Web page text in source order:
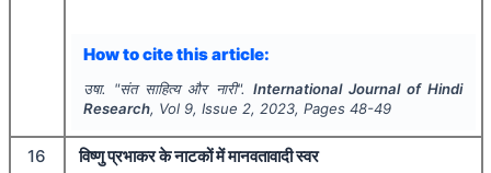
How to cite this article:
उषा. "संत साहित्य और नारी". International Journal of Hindi
Research, Vol 9, Issue 2, 2023, Pages 48-49
16
विष्णु प्रभाकर के नाटकों में मानवतावादी स्वर